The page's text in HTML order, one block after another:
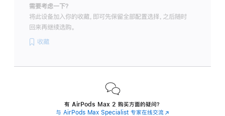
需要考虑一下？
将此设备加入你的收藏，即可先保留全部配置选择，之后随时
回来再继续选购。
收藏
有 AirPods Max 2 购买方面的疑问？
与 AirPods Max Specialist 专家在线交流(在